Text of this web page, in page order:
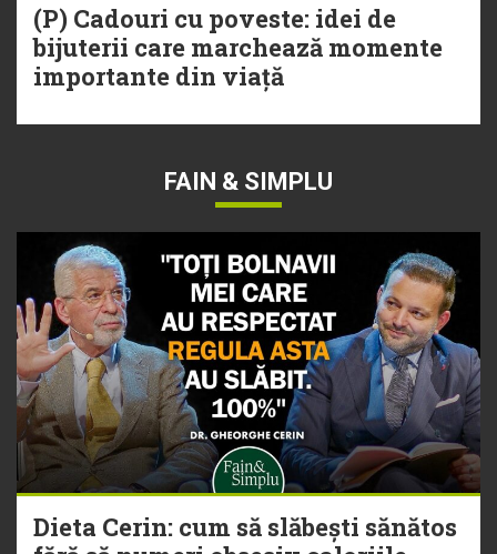
(P) Cadouri cu poveste: idei de
bijuterii care marchează momente
importante din viață
FAIN & SIMPLU
Dieta Cerin: cum să slăbești sănătos